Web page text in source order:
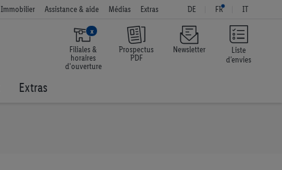
Liste
d’envies
Immobilier Assistance & aide Médias Extras DE FR IT
x
Filiales &
horaires
d'ouverture
Prospectus
PDF
Newsletter
Extras